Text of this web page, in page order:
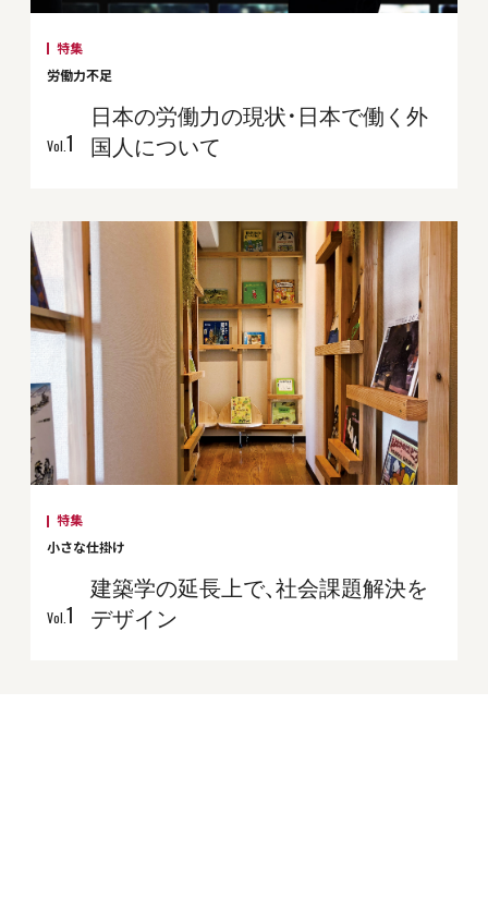
特集
労働力不足
Vol. 1
日本の労働力の現状・日本で働く外
国人について
特集
小さな仕掛け
Vol.1
建築学の延長上で、社会課題解決を
デザイン